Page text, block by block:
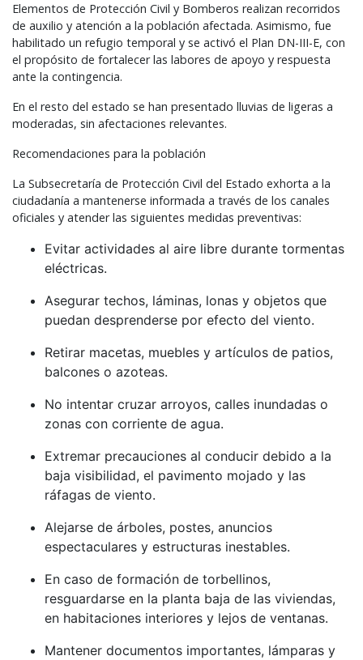
Elementos de Protección Civil y Bomberos realizan recorridos
de auxilio y atención a la población afectada. Asimismo, fue
habilitado un refugio temporal y se activó el Plan DN-III-E, con
el propósito de fortalecer las labores de apoyo y respuesta
ante la contingencia.
En el resto del estado se han presentado lluvias de ligeras a
moderadas, sin afectaciones relevantes.
Recomendaciones para la población
La Subsecretaría de Protección Civil del Estado exhorta a la
ciudadanía a mantenerse informada a través de los canales
oficiales y atender las siguientes medidas preventivas:
Evitar actividades al aire libre durante tormentas
eléctricas.
Asegurar techos, láminas, lonas y objetos que
puedan desprenderse por efecto del viento.
Retirar macetas, muebles y artículos de patios,
balcones o azoteas.
No intentar cruzar arroyos, calles inundadas o
zonas con corriente de agua.
Extremar precauciones al conducir debido a la
baja visibilidad, el pavimento mojado y las
ráfagas de viento.
Alejarse de árboles, postes, anuncios
espectaculares y estructuras inestables.
En caso de formación de torbellinos,
resguardarse en la planta baja de las viviendas,
en habitaciones interiores y lejos de ventanas.
Mantener documentos importantes, lámparas y